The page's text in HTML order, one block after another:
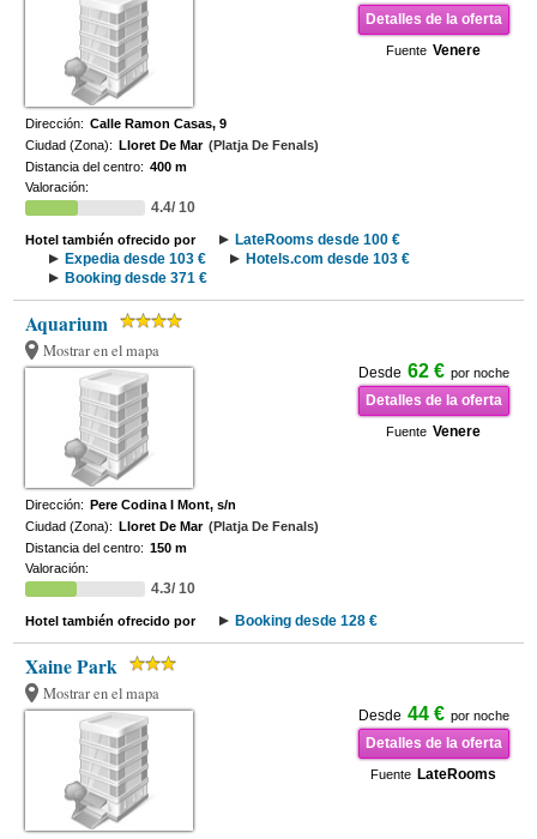
Detalles de la oferta
Fuente Venere
Dirección: Calle Ramon Casas, 9
Ciudad (Zona): Lloret De Mar (Platja De Fenals)
Distancia del centro: 400 m
Valoración:
4.4/ 10
Hotel también ofrecido por
LateRooms desde 100 €
Expedia desde 103 €
Hotels.com desde 103 €
Booking desde 371 €
Aquarium
Mostrar en el mapa
Desde 62 € por noche
Detalles de la oferta
Fuente Venere
Dirección: Pere Codina I Mont, s/n
Ciudad (Zona): Lloret De Mar (Platja De Fenals)
Distancia del centro: 150 m
Valoración:
4.3/ 10
Hotel también ofrecido por Booking desde 128 €
Xaine Park
Mostrar en el mapa
Desde 44 € por noche
Detalles de la oferta
Fuente LateRooms